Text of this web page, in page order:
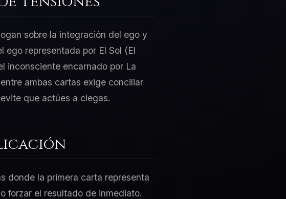
sobre la integración del ego y
ego representada por El Sol (El
inconsciente encarnado por La
ambas cartas exige conciliar
que actúes a ciegas.
donde la primera carta representa
forzar el resultado de inmediato.